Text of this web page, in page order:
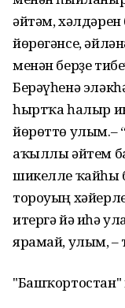
әйтәм, хәлдәрен
йөрө­гәнсе,
менән берҙе
Берәүһенә
һыртҡа һалыр
йөрөттө улым.–
аҡыллы әйтем
шикелле ҡайһы
тороуың
итергә йә иһә
ярамай, улым, –
"Башҡортостан"